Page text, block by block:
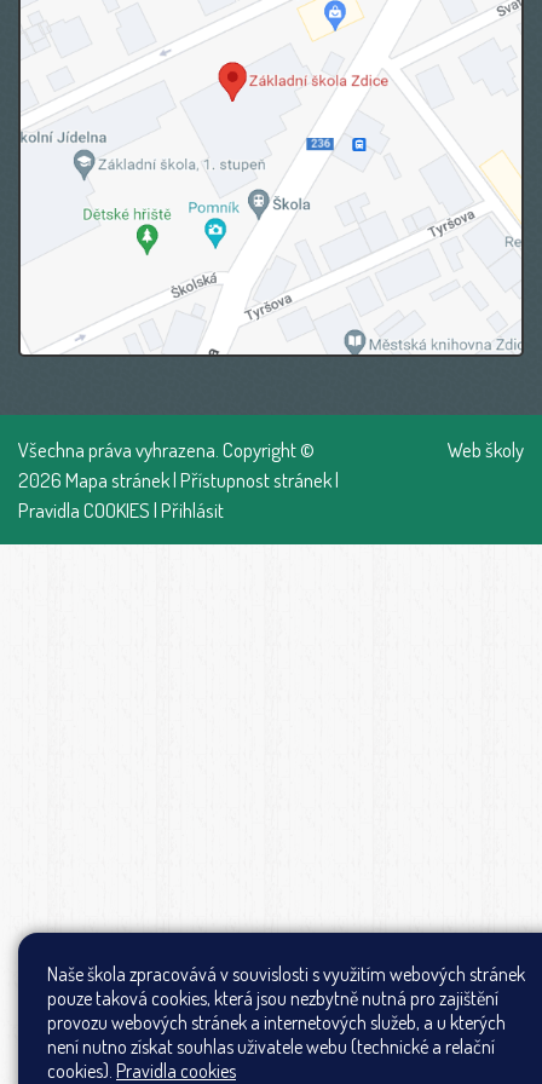
Všechna práva vyhrazena. Copyright ©
2026Mapa stránek|Přístupnost stránek|
Pravidla COOKIES|Přihlásit
Web školy
Naše škola zpracovává v souvislosti s využitím webových stránek
pouze taková cookies, která jsou nezbytně nutná pro zajištění
provozu webových stránek a internetových služeb, a u kterých
není nutno získat souhlas uživatele webu (technické a relační
cookies). Pravidla cookies